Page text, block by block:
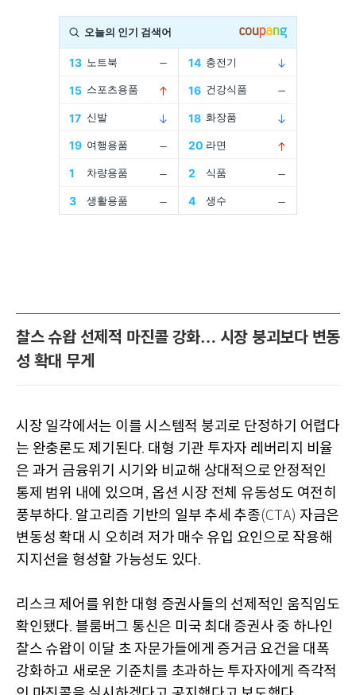
찰스 슈왑 선제적 마진콜 강화… 시장 붕괴보다 변동
성 확대 무게
시장 일각에서는 이를 시스템적 붕괴로 단정하기 어렵다
는 완충론도 제기된다. 대형 기관 투자자 레버리지 비율
은 과거 금융위기 시기와 비교해 상대적으로 안정적인
통제 범위 내에 있으며 , 옵션 시장 전체 유동성도 여전히
풍부하다. 알고리즘 기반의 일부 추세 추종(CTA) 자금은
변동성 확대 시 오히려 저가 매수 유입 요인으로 작용해
지지선을 형성할 가능성도 있다.
리스크 제어를 위한 대형 증권사들의 선제적인 움직임도
확인됐다. 블룸버그 통신은 미국 최대 증권사 중 하나인
찰스 슈왑이 이달 초 자문가들에게 증거금 요건을 대폭
강화하고 새로운 기준치를 초과하는 투자자에게 즉각적